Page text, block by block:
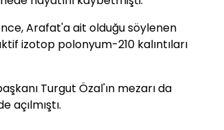
Arafat'a ait olduğu söylenen
izotop polonyum-210 kalıntıları
Turgut Özal'ın mezarı da
açılmıştı.